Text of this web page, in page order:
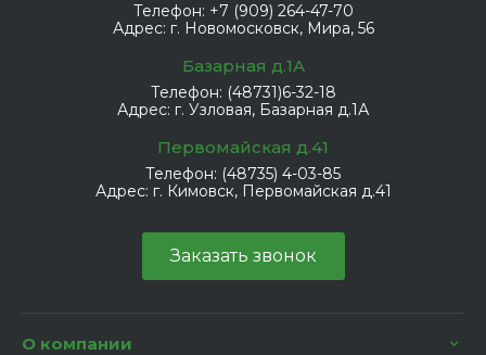
Телефон: +7 (909) 264-47-70
Адрес: г. Новомосковск, Мира, 56
Базарная д.1А
Телефон: (48731)6-32-18
Адрес: г. Узловая, Базарная д.1А
Первомайская д.41
Телефон: (48735) 4-03-85
Адрес: г. Кимовск, Первомайская д.41
Заказать звонок
О компании